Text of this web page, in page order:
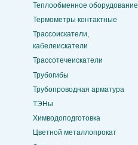
Теплообменное оборудование
Термометры контактные
Трассоискатели,
кабелеискатели
Трассотечеискатели
Трубогибы
Трубопроводная арматура
ТЭНы
Химводоподготовка
Цветной металлопрокат